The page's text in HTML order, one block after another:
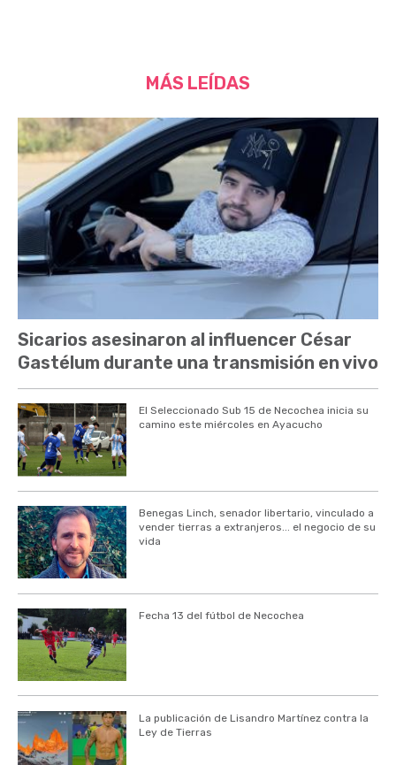
MÁS LEÍDAS
Sicarios asesinaron al influencer César
Gastélum durante una transmisión en vivo
El Seleccionado Sub 15 de Necochea inicia su
camino este miércoles en Ayacucho
Benegas Linch, senador libertario, vinculado a
vender tierras a extranjeros... el negocio de su
vida
Fecha 13 del fútbol de Necochea
La publicación de Lisandro Martínez contra la
Ley de Tierras